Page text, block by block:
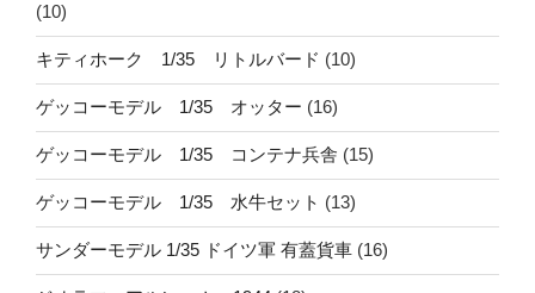
(10)
キティホーク 1/35 リトルバード (10)
ゲッコーモデル 1/35 オッター (16)
ゲッコーモデル 1/35 コンテナ兵舎 (15)
ゲッコーモデル 1/35 水牛セット (13)
サンダーモデル 1/35 ドイツ軍 有蓋貨車 (16)